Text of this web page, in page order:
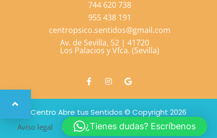
744 620 738
955 438 191
centropsico.sentidos@gmail.com
Av. de Sevilla, 52 | 41720
Los Palacios y Vfca. (Sevilla)
Centro Abre tus Sentidos © Copyright 2026
Aviso legal Política de privacidad Política de cookies
¿Tienes dudas? Escríbenos